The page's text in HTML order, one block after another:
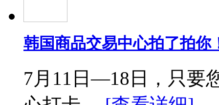
韩国商品交易中心拍了拍你
7月11日—18日，只要